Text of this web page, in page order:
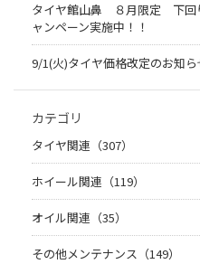
タイヤ館山鼻 ８月限定 下回
ャンペーン実施中！！
9/1(火)タイヤ価格改定のお知ら
カテゴリ
タイヤ関連（307）
ホイール関連（119）
オイル関連（35）
その他メンテナンス（149）